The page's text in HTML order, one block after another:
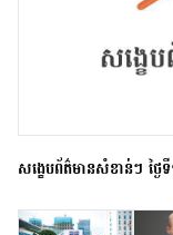
សង្ខេបព័ត៌មានសំខាន់ៗ ថ្